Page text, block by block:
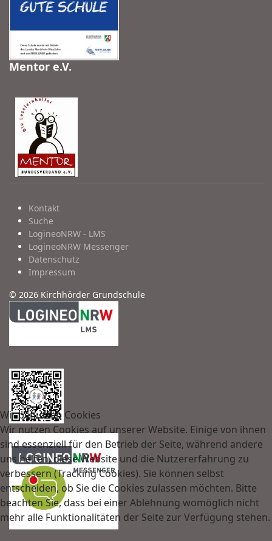
Mentor e.V.
Kontakt
Suche
LogineoNRW - LMS
LogineoNRW Messenger
Datenschutz
Impressum
© 2026 Kirchhörder Grundschule
Wir benutzen Cookies
Wir nutzen Cookies auf unserer Website. Einige von ihnen
sind essenziell für den Betrieb der Seite, während andere
uns helfen, diese Website und die Nutzererfahrung zu
verbessern (Tracking Cookies). Sie können selbst
entscheiden, ob Sie die Cookies zulassen möchten. Bitte
beachten Sie, dass bei einer Ablehnung womöglich nicht
mehr alle Funktionalitäten der Seite zur Verfügung stehen.